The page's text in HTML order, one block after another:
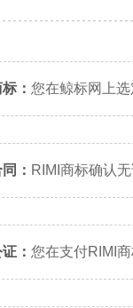
： 您在鲸标网上
： RIMI商标确认
： 您在支付RIMI